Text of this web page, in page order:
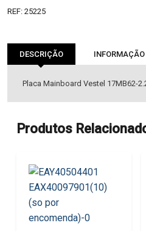
REF: 25225
DESCRIÇÃO
Placa Mainboard Vestel 17MB62-
Produtos